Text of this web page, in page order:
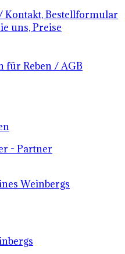
Bestellformular
uns, Preise
für Reben / AGB
- Partner
Weinbergs